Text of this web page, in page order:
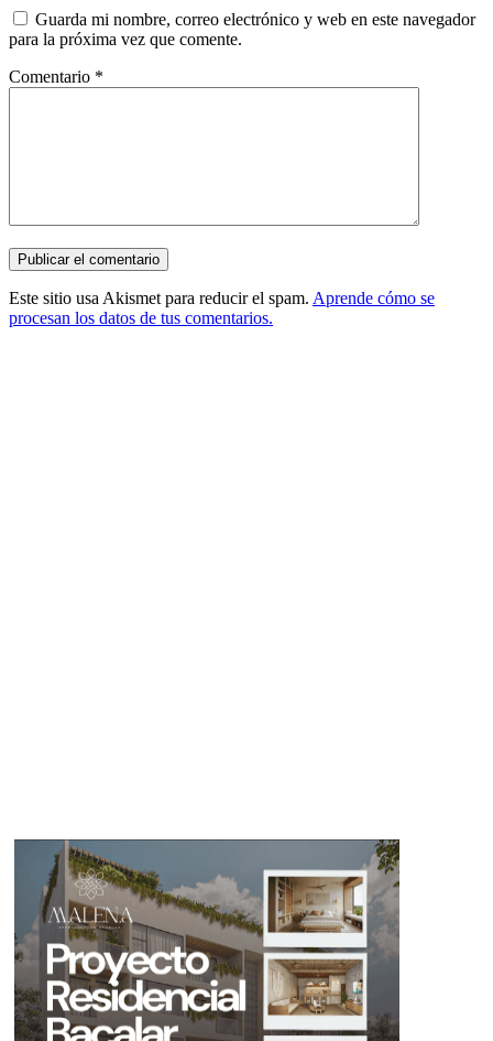
Guarda mi nombre, correo electrónico y web en este navegador
para la próxima vez que comente.
Comentario *
Este sitio usa Akismet para reducir el spam. Aprende cómo se
procesan los datos de tus comentarios.